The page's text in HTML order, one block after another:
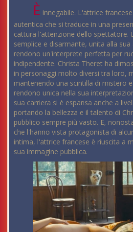
È innegabile. L'attrice
autentica che si traduce in una
cattura l'attenzione dello spettatore.
semplice e disarmante, unita alla
rendono un'interprete perfetta per
indipendente. Christa Theret ha
in personaggi molto diversi tra loro,
mantenendo una scintilla di mistero
rendono unica nella sua
sua carriera si è espansa anche a
portando la bellezza e il talento di
pubblico sempre più vasto. E,
che l'hanno vista protagonista di
intima, l'attrice francese è riuscita a
sua immagine pubblica.